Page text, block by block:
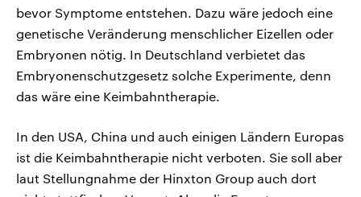
bevor Symptome entstehen. Dazu wäre jedoch eine
genetische Veränderung menschlicher Eizellen oder
Embryonen nötig. In Deutschland verbietet das
Embryonenschutzgesetz solche Experimente, denn
das wäre eine Keimbahntherapie.
In den USA, China und auch einigen Ländern Europas
ist die Keimbahntherapie nicht verboten. Sie soll aber
laut Stellungnahme der Hinxton Group auch dort